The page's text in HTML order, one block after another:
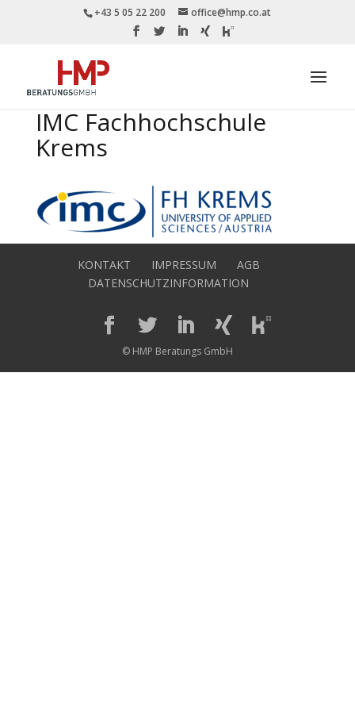
+43 5 05 22 200 office@hmp.co.at
IMC Fachhochschule
Krems
KONTAKT IMPRESSUM
AGB
DATENSCHUTZINFORMATION
© HMP Beratungs GmbH